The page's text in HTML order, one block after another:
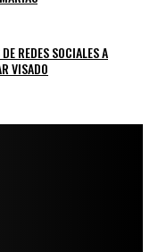
REDES SOCIALES A
VISADO